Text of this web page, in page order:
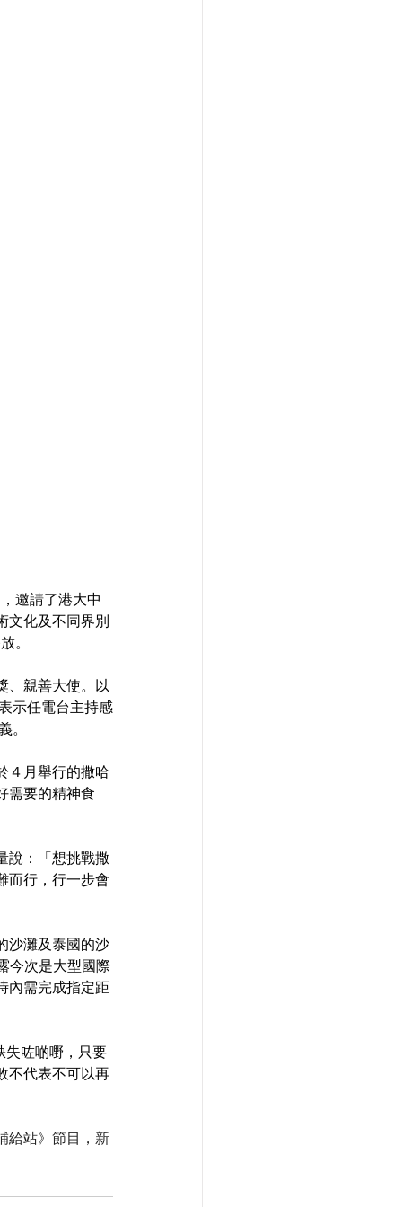
邀請了港大中
文化及不同界別
。
、親善大使。以
示任電台主持感
。
４月舉行的撒哈
需要的精神食
說：「想挑戰撒
而行，行一步會
沙灘及泰國的沙
今次是大型國際
內需完成指定距
失咗啲嘢，只要
不代表不可以再
給站》節目，新